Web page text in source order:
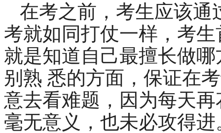
在考之前，考生应该通
考就如同打仗一样，考
就是知道自己最擅长做
别熟 悉的方面，保证在
意去看难题，因为每天
毫无意义，也未必攻得进